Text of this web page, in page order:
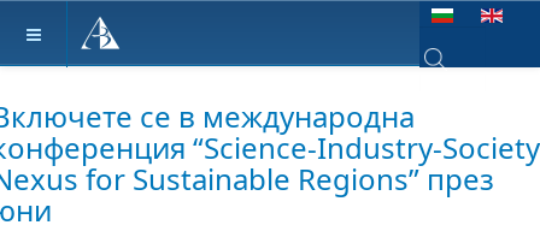
Изберете език
се в международна
“Science-Industry-Society
for Sustainable Regions” през